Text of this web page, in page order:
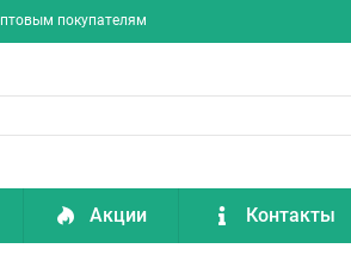
покупателям
Акции Контакты